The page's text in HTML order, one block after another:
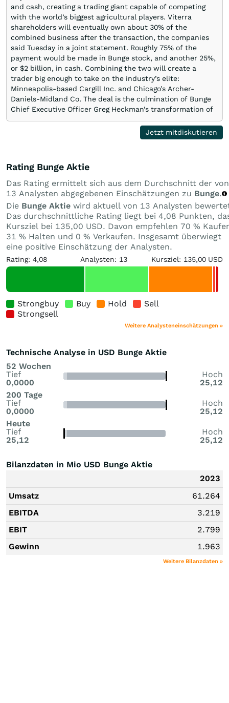
and cash, creating a trading giant capable of competing
with the world’s biggest agricultural players. Viterra
shareholders will eventually own about 30% of the
combined business after the transaction, the companies
said Tuesday in a joint statement. Roughly 75% of the
payment would be made in Bunge stock, and another 25%,
or $2 billion, in cash. Combining the two will create a
trader big enough to take on the industry’s elite:
Minneapolis-based Cargill Inc. and Chicago’s Archer-
Daniels-Midland Co. The deal is the culmination of Bunge
Chief Executive Officer Greg Heckman’s transformation of
the once troubled St. Louis-based crop trader into a cash-
rich oilseeds champion. Glencore shares jumped as much
as 4.1% in London. Bunge fell by about 3% in pre-market
existence, Bunge was prim …
Jetzt mitdiskutieren
Rating Bunge Aktie
Das Rating ermittelt sich aus dem Durchschnitt der von
13 Analysten abgegebenen Einschätzungen zu Bunge.
Die Bunge Aktie wird aktuell von 13 Analysten
Das durchschnittliche Rating liegt bei 4,08 Punkten,
Kursziel bei 135,00 USD. Davon empfehlen 70 %
31 % Halten und 0 % Verkaufen. Insgesamt überwiegt
eine positive Einschätzung der Analysten.
Rating: 4,08 Analysten: 13 Kursziel: 135,00 USD
Strongbuy Buy Hold
Sell
Strongsell
Weitere Analysteneinschätzungen »
Technische Analyse in USD Bunge Aktie
52 Wochen
Tief
0,0000
Hoch
25,12
200 Tage
Tief
0,0000
Hoch
25,12
Heute
Tief
25,12
Hoch
25,12
Bilanzdaten in Mio USD Bunge Aktie
2023
Umsatz
61.264
EBITDA
3.219
EBIT
2.799
Gewinn
1.963
Weitere Bilanzdaten »